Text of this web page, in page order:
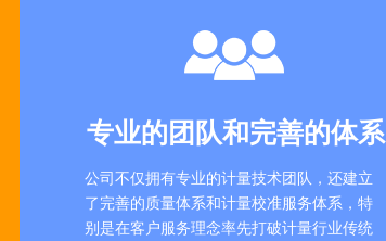
专业的团队和完善的体系
公司不仅拥有专业的计量技术团队，还建立
了完善的质量体系和计量校准服务体系，特
别是在客户服务理念率先打破计量行业传统